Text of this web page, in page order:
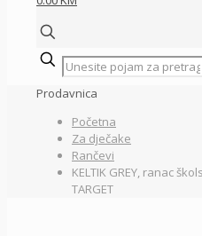
Prodavnica
Početna
Za dječake
Rančevi
KELTIK GREY, ranac
TARGET